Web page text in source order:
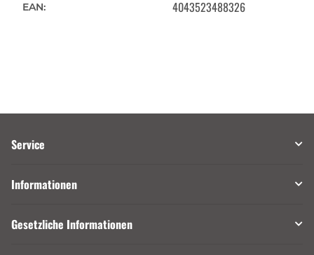
EAN: 4043523488326
Service
Informationen
Gesetzliche Informationen